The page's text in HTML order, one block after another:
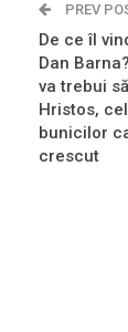
PREV
De ce îl
Dan
va trebui
Hristos,
bunicilor
crescut